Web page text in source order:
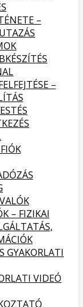
–
–
– FIZIKAI
GYAKORLATI
VIDEÓ